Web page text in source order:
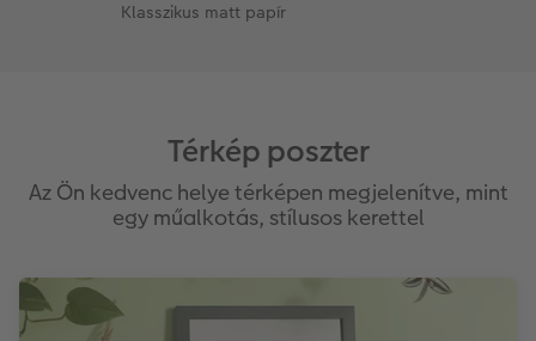
Klasszikus matt papír
Térkép poszter
Az Ön kedvenc helye térképen megjelenítve, mint
egy műalkotás, stílusos kerettel